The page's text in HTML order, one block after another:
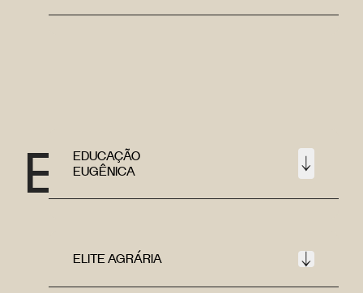
E
EDUCAÇÃO
EUGÊNICA
ELITE AGRÁRIA